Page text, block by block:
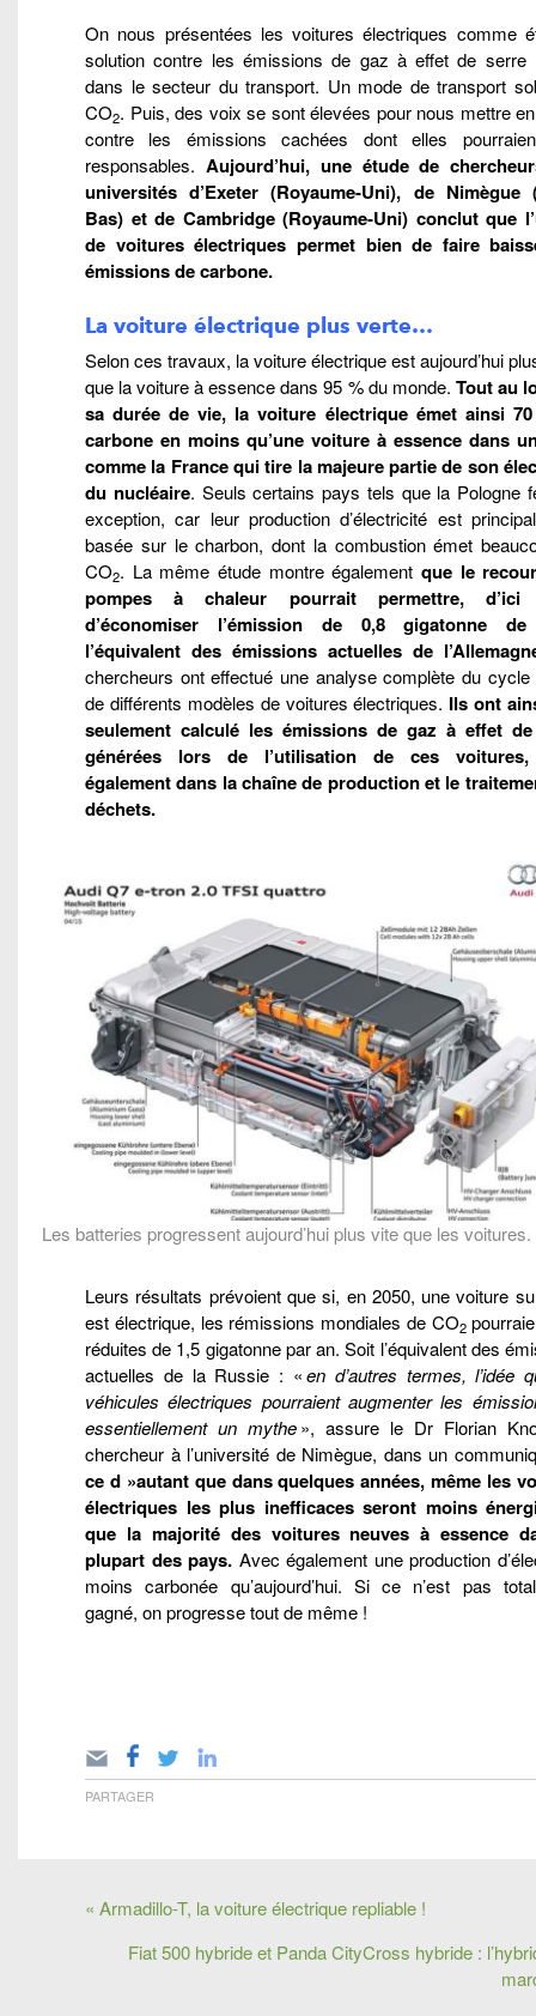
On nous présentées les voitures électriques comme
solution contre les émissions de gaz à effet de serre
dans le secteur du transport. Un mode de transport
CO2. Puis, des voix se sont élevées pour nous mettre
contre les émissions cachées dont elles
responsables. Aujourd’hui, une étude de
universités d’Exeter (Royaume-Uni), de Nimègue
Bas) et de Cambridge (Royaume-Uni) conclut que
de voitures électriques permet bien de faire
émissions de carbone.
La voiture électrique plus verte…
Selon ces travaux, la voiture électrique est aujourd’hui
que la voiture à essence dans 95 % du monde. Tout au
sa durée de vie, la voiture électrique émet ainsi
carbone en moins qu’une voiture à essence dans
comme la France qui tire la majeure partie de son
du nucléaire. Seuls certains pays tels que la Pologne
exception, car leur production d’électricité est
basée sur le charbon, dont la combustion émet
CO2. La même étude montre également que le
pompes à chaleur pourrait permettre, d’ici
d’économiser l’émission de 0,8 gigatonne
l’équivalent des émissions actuelles de
chercheurs ont effectué une analyse complète du
de différents modèles de voitures électriques. Ils ont
seulement calculé les émissions de gaz à effet
générées lors de l’utilisation de ces
également dans la chaîne de production et le
déchets.
Les batteries progressent aujourd’hui plus vite que les voitures.
Leurs résultats prévoient que si, en 2050, une voiture
est électrique, les rémissions mondiales de CO2
réduites de 1,5 gigatonne par an. Soit l’équivalent des
actuelles de la Russie : «en d’autres termes, l’idée
véhicules électriques pourraient augmenter les
essentiellement un mythe», assure le Dr Florian
chercheur à l’université de Nimègue, dans un
ce d »autant que dans quelques années, même les
électriques les plus inefficaces seront moins
que la majorité des voitures neuves à essence
plupart des pays. Avec également une production
moins carbonée qu’aujourd’hui. Si ce n’est pas
gagné, on progresse tout de même !
PARTAGER
« Armadillo-T, la voiture électrique repliable !
Fiat 500 hybride et Panda CityCross hybride :